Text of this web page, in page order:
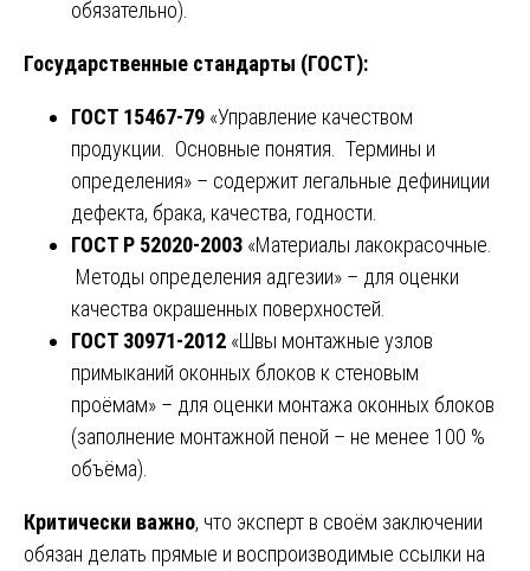
обязательно).
Государственные стандарты (ГОСТ):
ГОСТ 15467-79 «Управление качеством
продукции. Основные понятия. Термины и
определения» – содержит легальные дефиниции
дефекта, брака, качества, годности.
ГОСТ Р 52020-2003 «Материалы лакокрасочные.
Методы определения адгезии» – для оценки
качества окрашенных поверхностей.
ГОСТ 30971-2012 «Швы монтажные узлов
примыканий оконных блоков к стеновым
проёмам» – для оценки монтажа оконных блоков
(заполнение монтажной пеной – не менее 100 %
объёма).
Критически важно, что эксперт в своём заключении
обязан делать прямые и воспроизводимые ссылки на